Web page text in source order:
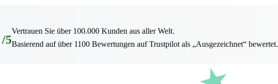
/5
Vertrauen Sie über 100.000 Kunden aus aller Welt.
Basierend auf über 1100 Bewertungen auf Trustpilot als „Ausgezeichnet“ bewertet.